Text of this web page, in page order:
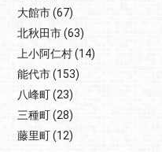
大館市(67)
北秋田市(63)
上小阿仁村(14)
能代市(153)
八峰町(23)
三種町(28)
藤里町(12)